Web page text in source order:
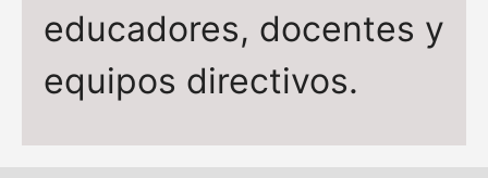
educadores, docentes y
equipos directivos.